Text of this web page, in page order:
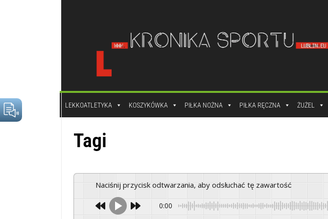
LEKKOATLETYKA KOSZYKÓWKA PIŁKA NOŻNA PIŁKA RĘCZNA ŻUŻEL
Tagi
Naciśnij przycisk odtwarzania, aby odsłuchać tę zawartość
0:00